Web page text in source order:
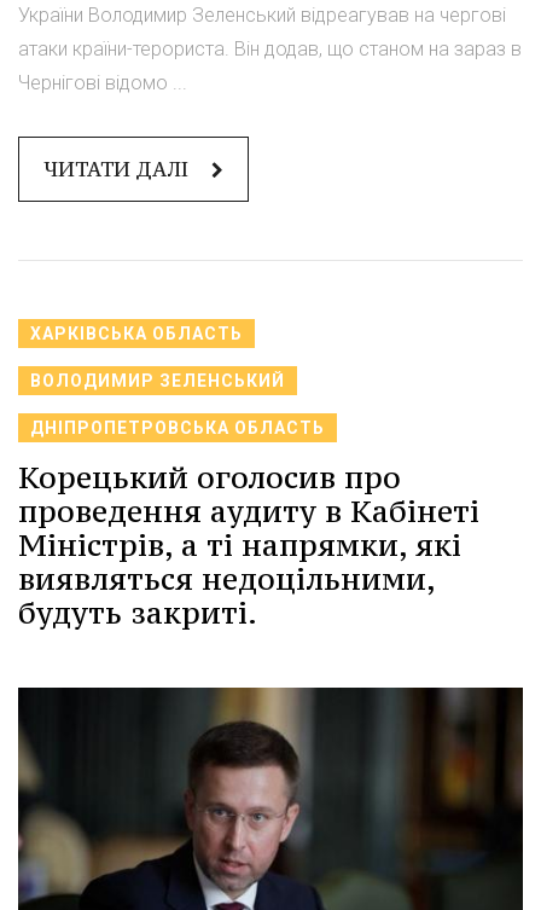
України Володимир Зеленський відреагував на чергові
атаки країни-терориста. Він додав, що станом на зараз в
Чернігові відомо ...
ЧИТАТИ ДАЛІ
ХАРКІВСЬКА ОБЛАСТЬ
ВОЛОДИМИР ЗЕЛЕНСЬКИЙ
ДНІПРОПЕТРОВСЬКА ОБЛАСТЬ
Корецький оголосив про
проведення аудиту в Кабінеті
Міністрів, а ті напрямки, які
виявляться недоцільними,
будуть закриті.